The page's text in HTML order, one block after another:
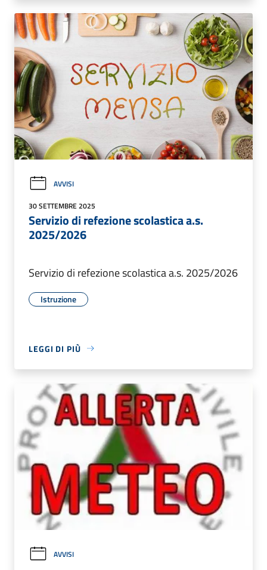
AVVISI
30 SETTEMBRE 2025
Servizio di refezione scolastica a.s.
2025/2026
Servizio di refezione scolastica a.s. 2025/2026
Istruzione
LEGGI DI PIÙ
AVVISI